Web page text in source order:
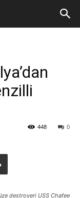
0
448
destroyeri USS Chafee